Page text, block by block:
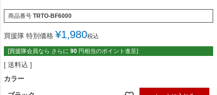
商品番号 TRTO-BF6000
買援隊 特別価格 ¥1,980税込
[買援隊会員なら さらに 90 円相当のポイント進呈]
送料込
カラー